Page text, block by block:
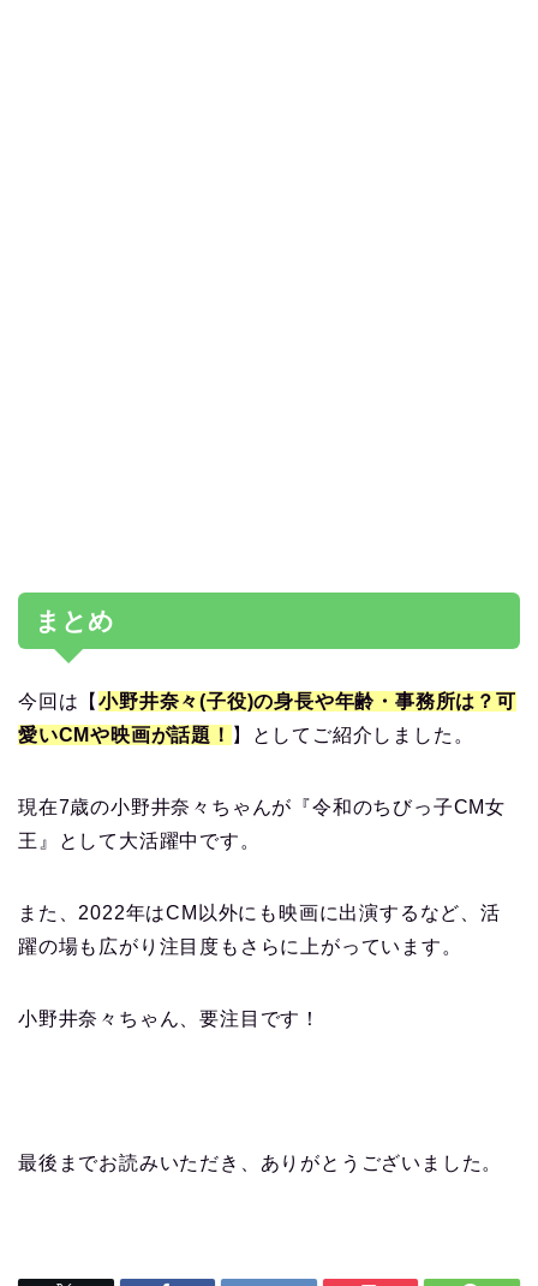
まとめ
今回は【小野井奈々(子役)の身長や年齢・事務所は？可
愛いCMや映画が話題！ 】としてご紹介しました。
現在7歳の小野井奈々ちゃんが『令和のちびっ子CM女
王』として大活躍中です。
また、2022年はCM以外にも映画に出演するなど、活
躍の場も広がり注目度もさらに上がっています。
小野井奈々ちゃん、要注目です！
最後までお読みいただき、ありがとうございました。